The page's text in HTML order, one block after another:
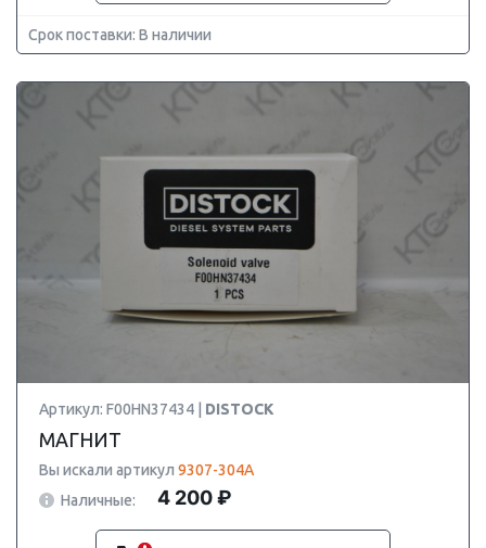
Срок поставки: В наличии
Артикул: F00HN37434 | DISTOCK
МАГНИТ
Вы искали артикул 9307-304A
Наличные:
4 200 ₽